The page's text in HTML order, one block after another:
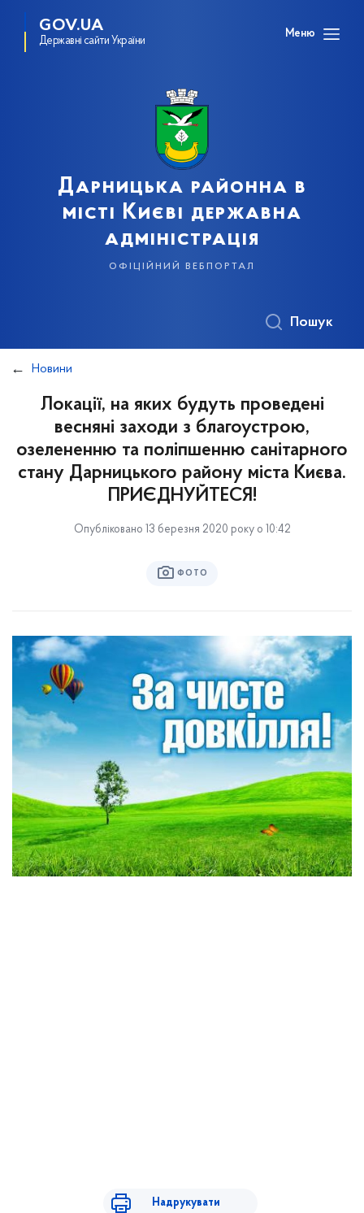
GOV.UA
Державні сайти України
Меню
Дарницька районна в
місті Києві державна
адміністрація
офіційний вебпортал
Пошук
Новини
Локації, на яких будуть проведені
весняні заходи з благоустрою,
озелененню та поліпшенню санітарного
стану Дарницького району міста Києва.
ПРИЄДНУЙТЕСЯ!
Опубліковано 13 березня 2020 року о 10:42
ФОТО
Надрукувати